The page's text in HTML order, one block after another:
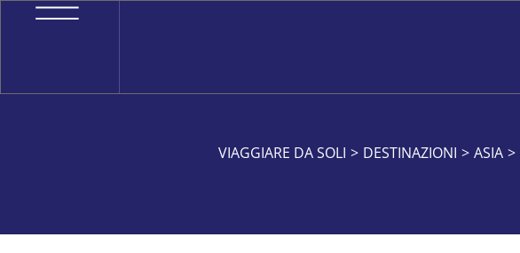
VIAGGIARE DA SOLI > DESTINAZIONI > ASIA >